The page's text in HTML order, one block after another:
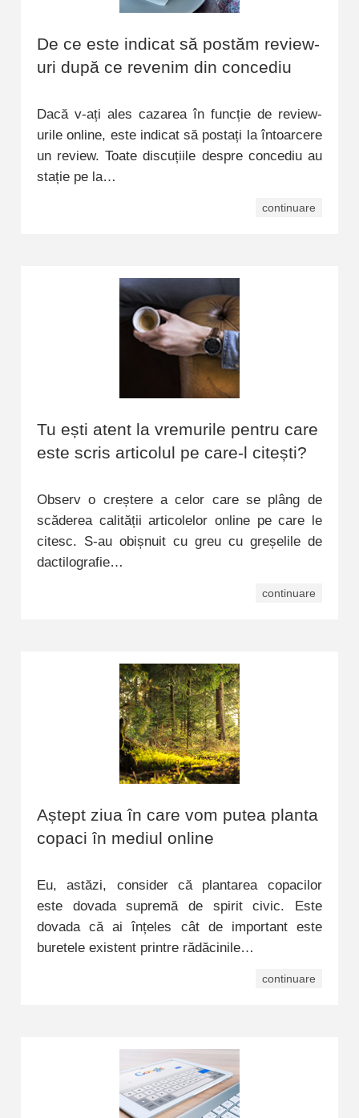
De ce este indicat să postăm review-
uri după ce revenim din concediu
Dacă v-ați ales cazarea în funcție de review-
urile online, este indicat să postați la întoarcere
un review. Toate discuțiile despre concediu au
stație pe la…
continuare
Tu ești atent la vremurile pentru care
este scris articolul pe care-l citești?
Observ o creștere a celor care se plâng de
scăderea calității articolelor online pe care le
citesc. S-au obișnuit cu greu cu greșelile de
dactilografie…
continuare
Aștept ziua în care vom putea planta
copaci în mediul online
Eu, astăzi, consider că plantarea copacilor
este dovada supremă de spirit civic. Este
dovada că ai înțeles cât de important este
buretele existent printre rădăcinile…
continuare